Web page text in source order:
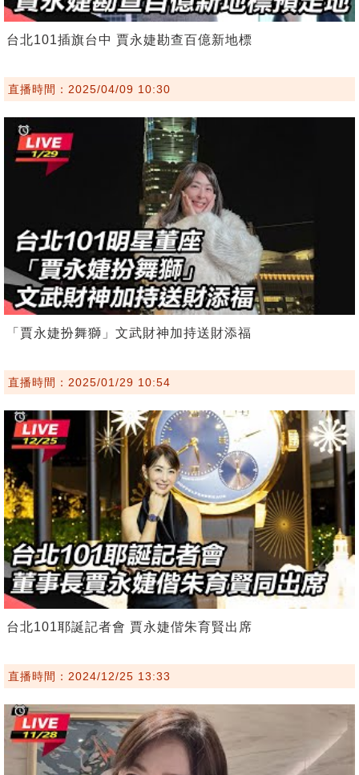
台北101插旗台中 賈永婕勘查百億新地標
直播時間：2025/04/09 10:30
「賈永婕扮舞獅」文武財神加持送財添福
直播時間：2025/01/29 10:54
台北101耶誕記者會 賈永婕偕朱育賢出席
直播時間：2024/12/25 13:33